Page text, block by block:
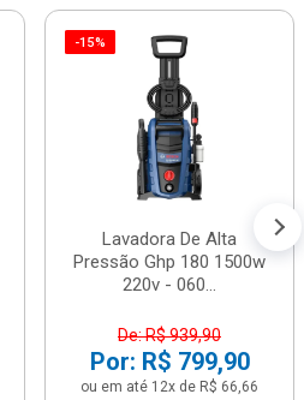
-15%
Lavadora De Alta
Pressão Ghp 180 1500w
220v - 060...
De: R$ 939,90
Por: R$ 799,90
ou em até 12x de R$ 66,66